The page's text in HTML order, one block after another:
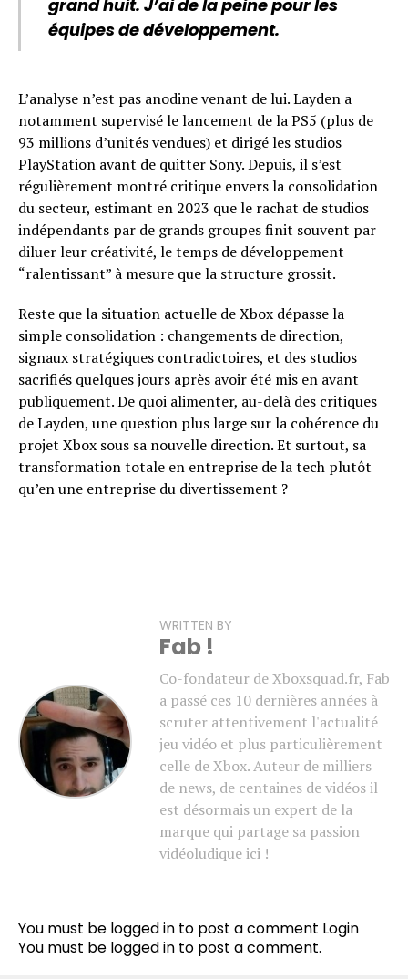
grand huit. J’ai de la peine pour les
équipes de développement.
L’analyse n’est pas anodine venant de lui. Layden a
notamment supervisé le lancement de la PS5 (plus de
93 millions d’unités vendues) et dirigé les studios
PlayStation avant de quitter Sony. Depuis, il s’est
régulièrement montré critique envers la consolidation
du secteur, estimant en 2023 que le rachat de studios
indépendants par de grands groupes finit souvent par
diluer leur créativité, le temps de développement
“ralentissant” à mesure que la structure grossit.
Reste que la situation actuelle de Xbox dépasse la
simple consolidation : changements de direction,
signaux stratégiques contradictoires, et des studios
sacrifiés quelques jours après avoir été mis en avant
publiquement. De quoi alimenter, au-delà des critiques
de Layden, une question plus large sur la cohérence du
projet Xbox sous sa nouvelle direction. Et surtout, sa
transformation totale en entreprise de la tech plutôt
qu’en une entreprise du divertissement ?
WRITTEN BY
Fab !
Co-fondateur de Xboxsquad.fr, Fab
a passé ces 10 dernières années à
scruter attentivement l'actualité
jeu vidéo et plus particulièrement
celle de Xbox. Auteur de milliers
de news, de centaines de vidéos il
est désormais un expert de la
marque qui partage sa passion
vidéoludique ici !
You must be logged in to post a comment Login
You must be logged in to post a comment.